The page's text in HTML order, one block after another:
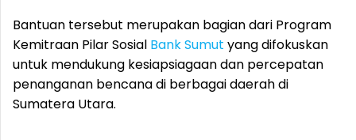
Bantuan tersebut merupakan bagian dari Program
Kemitraan Pilar Sosial Bank Sumut yang difokuskan
untuk mendukung kesiapsiagaan dan percepatan
penanganan bencana di berbagai daerah di
Sumatera Utara.